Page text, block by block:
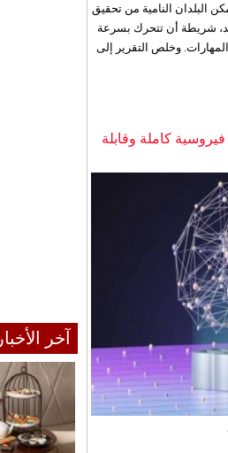
البلدان النامية من تحقيق
شريطة أن تتحرك بسرعة
وخلص التقرير إلى
كاملة وقابلة
آخر الأخبار